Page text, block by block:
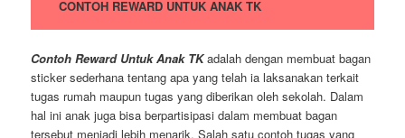
CONTOH REWARD UNTUK ANAK TK
Contoh Reward Untuk Anak TKadalah dengan membuat bagan
sticker sederhana tentang apa yang telah ia laksanakan terkait
tugas rumah maupun tugas yang diberikan oleh sekolah. Dalam
hal ini anak juga bisa berpartisipasi dalam membuat bagan
tersebut menjadi lebih menarik. Salah satu contoh tugas yang